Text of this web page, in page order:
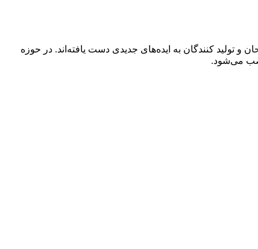
و تولید کنندگان به ایده‌های جدیدی دست یافته‌اند. در حوزه
نصب می‌شود.